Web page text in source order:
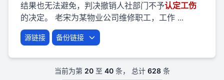
结果也无法避免，判决撤销人社部门不予认定工伤
的决定。 老宋为某物业公司维修职工，工作 ...
源链接 备份链接
当前为第 20至 40条， 总计 628条